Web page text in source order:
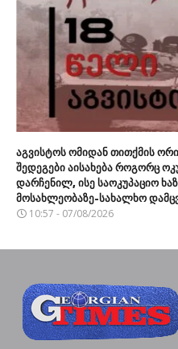
აგვისტოს ომიდან თითქმის
შედეგები აისახება როგორც
დარჩენილ, ისე საოკუპაციო
მოსახლეობაზე-სახალხო
10:57 - 07/08/2026